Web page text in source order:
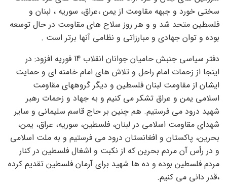
سختی خورد و جبهه مقاومت از یمن ،عراق، سوریه ، لبنان و
فلسطین متحد شد و و هر روز سلاح های مقاومت در حال توسعه
بوده و توان جهادی و مبارزاتی و نظامی آنها برتر است .
دفتر سیاسی جنبش حامیان جوانان انقلاب 14 فوریه افزود: در
اینجا از زحمات امام راحل و تلاش های امام خامنه ای و حمایت
ایشان از مقاومت لبنان فلسطین و دیگر گروههای مقاومت
اسلامی یمن و عراق تشکر می کنیم و به جهاد و زحمات رهبر
شهید درود می فرستیم. هم چنین بر حاج قاسم سلیمانی و سایر
شهدای مقاومت اسلامی در لبنان، فلسطین، سوریه، عراق، یمن،
بحرین، پاکستان و افغانستان درود می فرستیم و به ملت اسلامی
و در رأس آن مردم بحرین که از نکبت و اشغال فلسطین در کنار
مردم فلسطین بوده و ده ها شهید برای آرمان فلسطین تقدیم کرده
،قدر دانی می کنیم.